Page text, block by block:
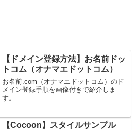
【ドメイン登録方法】お名前ドッ
トコム（オナマエドットコム）
お名前.com（オナマエドットコム）のド
メイン登録手順を画像付きで紹介しま
す。
【Cocoon】スタイルサンプル